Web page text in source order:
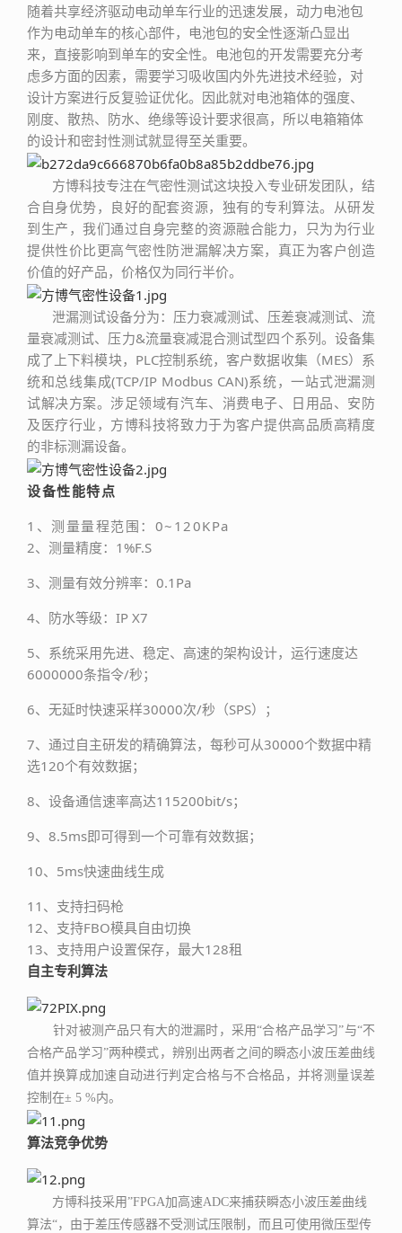
随着共享经济驱动电动单车行业的迅速发展，动力电池包
作为电动单车的核心部件，电池包的安全性逐渐凸显出
来，直接影响到单车的安全性。电池包的开发需要充分考
虑多方面的因素，需要学习吸收国内外先进技术经验，对
设计方案进行反复验证优化。因此就对电池箱体的强度、
刚度、散热、防水、绝缘等设计要求很高，所以电箱箱体
的设计和密封性测试就显得至关重要。
方博科技专注在气密性测试这块投入专业研发团队，结
合自身优势，良好的配套资源，独有的专利算法。从研发
到生产，我们通过自身完整的资源融合能力，只为为行业
提供性价比更高气密性防泄漏解决方案，真正为客户创造
价值的好产品，价格仅为同行半价。
泄漏测试设备分为：压力衰减测试、压差衰减测试、流
量衰减测试、压力&流量衰减混合测试型四个系列。设备集
成了上下料模块，PLC控制系统，客户数据收集（MES）系
统和总线集成(TCP/IP Modbus CAN)系统，一站式泄漏测
试解决方案。涉足领域有汽车、消费电子、日用品、安防
及医疗行业，方博科技将致力于为客户提供高品质高精度
的非标测漏设备。
设备性能特点
1、测量量程范围：0~120KPa
2、测量精度：1%F.S
3、测量有效分辨率：0.1Pa
4、防水等级：IP X7
5、系统采用先进、稳定、高速的架构设计，运行速度达
6000000条指令/秒；
6、无延时快速采样30000次/秒（SPS）；
7、通过自主研发的精确算法，每秒可从30000个数据中精
选120个有效数据；
8、设备通信速率高达115200bit/s；
9、8.5ms即可得到一个可靠有效数据；
10、5ms快速曲线生成
11、支持扫码枪
12、支持FBO模具自由切换
13、支持用户设置保存，最大128租
自主专利算法
针对被测产品只有大的泄漏时，采用“合格产品学习”与“不
合格产品学习”两种模式，辨别出两者之间的瞬态小波压差曲线
值并换算成加速自动进行判定合格与不合格品，并将测量误差
控制在± 5 %内。
算法竞争优势
方博科技采用”FPGA加高速ADC来捕获瞬态小波压差曲线
算法“，由于差压传感器不受测试压限制，而且可使用微压型传